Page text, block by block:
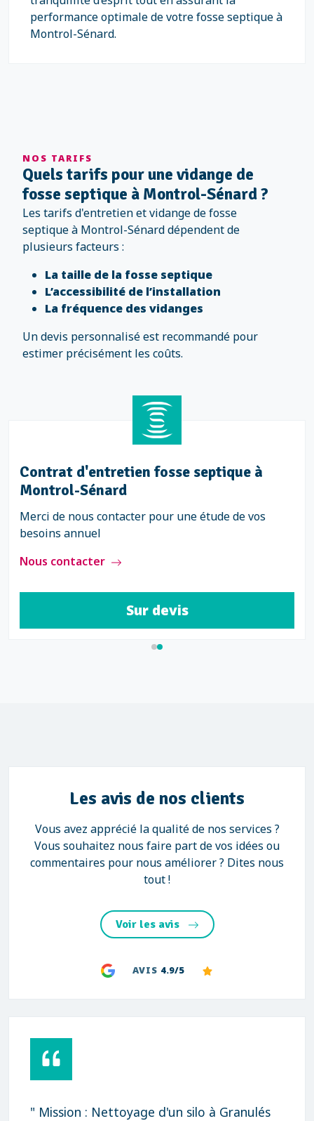
performance optimale de votre fosse septique à
Montrol-Sénard.
NOS TARIFS
Quels tarifs pour une vidange de
fosse septique à Montrol-Sénard ?
Les tarifs d'entretien et vidange de fosse
septique à Montrol-Sénard dépendent de
plusieurs facteurs :
La taille de la fosse septique
L’accessibilité de l’installation
La fréquence des vidanges
Un devis personnalisé est recommandé pour
estimer précisément les coûts.
Contrat d'entretien fosse septique à
Montrol-Sénard
Merci de nous contacter pour une étude de vos
besoins annuel
Nous contacter
Sur devis
Les avis de nos clients
Vous avez apprécié la qualité de nos services ?
Vous souhaitez nous faire part de vos idées ou
commentaires pour nous améliorer ? Dites nous
tout !
Voir les avis
AVIS 4.9/5
" Mission : Nettoyage d'un silo à Granulés